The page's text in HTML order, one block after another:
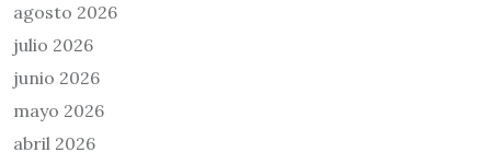
agosto 2026
julio 2026
junio 2026
mayo 2026
abril 2026